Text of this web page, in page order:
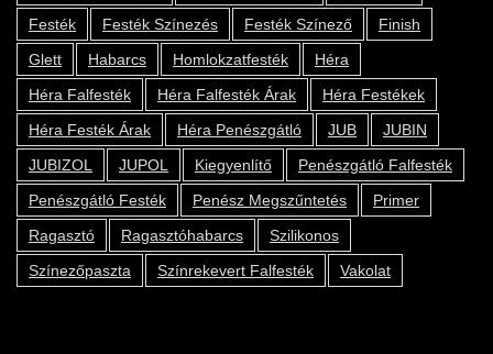
Festék
Festék Színezés Festék Színező
Finish
Glett
Habarcs Homlokzatfesték
Héra
Héra Falfesték
Héra Falfesték Árak
Héra Festékek
Héra Festék Árak
Héra Penészgátló JUB
JUBIN
JUBIZOL
JUPOL Kiegyenlítő
Penészgátló Falfesték
Penészgátló Festék
Penész Megszűntetés
Primer
Ragasztó
Ragasztóhabarcs
Szilikonos
Színezőpaszta
Színrekevert Falfesték Vakolat